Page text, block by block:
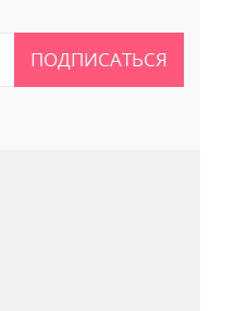
ПОДПИСАТЬСЯ